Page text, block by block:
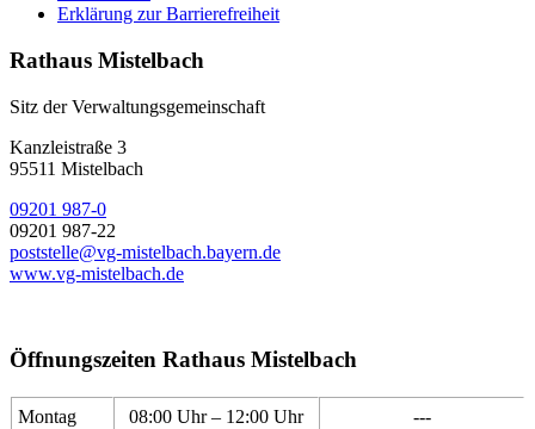
Erklärung zur Barrierefreiheit
Rathaus Mistelbach
Sitz der Verwaltungsgemeinschaft
Kanzleistraße 3
95511 Mistelbach
09201 987-0
09201 987-22
poststelle@vg-mistelbach.bayern.de
www.vg-mistelbach.de
Öffnungszeiten Rathaus Mistelbach
Montag 08:00 Uhr – 12:00 Uhr
---